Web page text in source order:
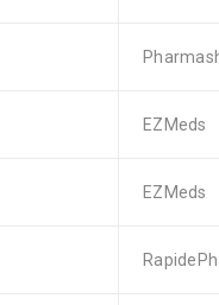
EZMeds
EZMeds